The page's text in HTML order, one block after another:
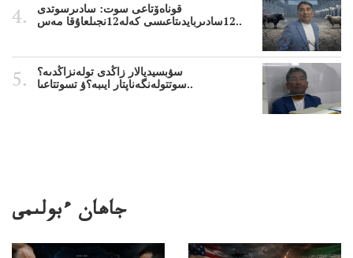
قوناەۆتاعى سوت: سادىرسوتدى
12سادىربايدىتاعىسى كەلە12نجىلعاۇقا مەس..
سۋبسيديالار زاڭدى تولەنزاڭدىە؟
سوتتولەنگەناپتار ايىبە؟ۋ تسوتتاعىا..
جاھان ءبولىمى